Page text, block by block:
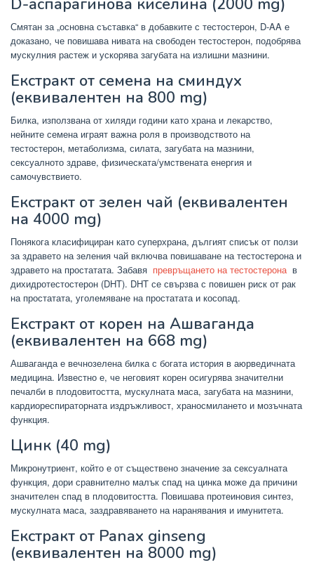
D-аспарагинова киселина (2000 mg)
Смятан за „основна съставка“ в добавките с тестостерон, D-AA е
доказано, че повишава нивата на свободен тестостерон, подобрява
мускулния растеж и ускорява загубата на излишни мазнини.
Екстракт от семена на сминдух
(еквивалентен на 800 mg)
Билка, използвана от хиляди години като храна и лекарство,
нейните семена играят важна роля в производството на
тестостерон, метаболизма, силата, загубата на мазнини,
сексуалното здраве, физическата/умствената енергия и
самочувствието.
Екстракт от зелен чай (еквивалентен
на 4000 mg)
Понякога класифициран като суперхрана, дългият списък от ползи
за здравето на зеления чай включва повишаване на тестостерона и
здравето на простатата. Забавя превръщането на тестостеронав
дихидротестостерон (DHT). DHT се свързва с повишен риск от рак
на простатата, уголемяване на простатата и косопад.
Екстракт от корен на Ашваганда
(еквивалентен на 668 mg)
Ашваганда е вечнозелена билка с богата история в аюрведичната
медицина. Известно е, че неговият корен осигурява значителни
печалби в плодовитостта, мускулната маса, загубата на мазнини,
кардиореспираторната издръжливост, храносмилането и мозъчната
функция.
Цинк (40 mg)
Микронутриент, който е от съществено значение за сексуалната
функция, дори сравнително малък спад на цинка може да причини
значителен спад в плодовитостта. Повишава протеиновия синтез,
мускулната маса, заздравяването на наранявания и имунитета.
Екстракт от Panax ginseng
(еквивалентен на 8000 mg)